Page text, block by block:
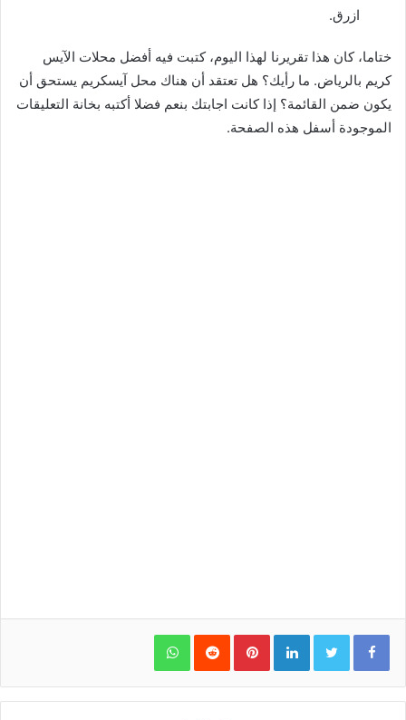
ازرق.
ختاما، كان هذا تقريرنا لهذا اليوم، كتبت فيه أفضل محلات الآيس
كريم بالرياض. ما رأيك؟ هل تعتقد أن هناك محل آيسكريم يستحق أن
يكون ضمن القائمة؟ إذا كانت اجابتك بنعم فضلا أكتبه بخانة التعليقات
الموجودة أسفل هذه الصفحة.
LinkedIn
Pinterest
WhatsApp